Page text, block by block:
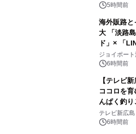
メニューが
5時間前
海外販路と
大 「淡路
ド」× 「
開始！
ジョイポー
6時間前
【テレビ
ココロを
んぱく釣
学生を募集
テレビ新広島
6時間前